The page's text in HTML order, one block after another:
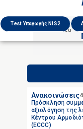
Test Υπαγωγής NIS2
Νέα –
Ανακοινώσεις
Πρόσκληση
αξιολόγηση της
Κέντρου
(ECCC)